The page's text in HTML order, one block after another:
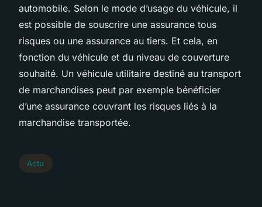
automobile. Selon le mode d’usage du véhicule, il
est possible de souscrire une assurance tous
risques ou une assurance au tiers. Et cela, en
fonction du véhicule et du niveau de couverture
souhaité. Un véhicule utilitaire destiné au transport
de marchandises peut par exemple bénéficier
d’une assurance couvrant les risques liés à la
marchandise transportée.
Actu